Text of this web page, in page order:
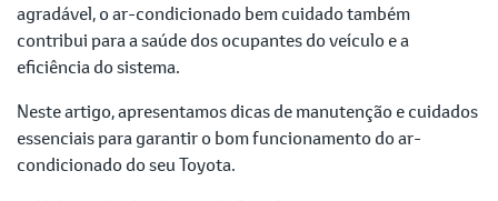
agradável, o ar-condicionado bem cuidado também
contribui para a saúde dos ocupantes do veículo e a
eficiência do sistema.
Neste artigo, apresentamos dicas de manutenção e cuidados
essenciais para garantir o bom funcionamento do ar-
condicionado do seu Toyota.